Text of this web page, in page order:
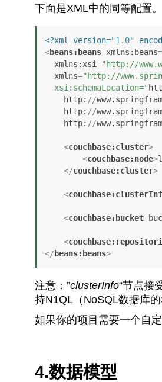
下面是XML中的同等配置。
<?xml version="1.0"
<beans:beans xmlns:beans=
xmlns:xsi="http://
xmlns="http://
  xsi:schemaLocation="
http: //
http: //
http: //
<couchbase:cluster>
<couchbase:node>
</couchbase:cluster>
<
<couchbase:bucket
<
</ beans:beans>
注意：”clusterInfo“节点接
持N1QL（NoSQL数据库
如果你的项目需要一个自
4.数据模型